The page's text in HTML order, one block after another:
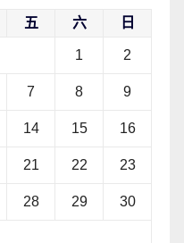
五 六 日
1 2
7 8 9
14 15 16
21 22 23
28 29 30